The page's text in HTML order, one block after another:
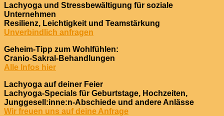
Lachyoga und Stressbewältigung für soziale
Unternehmen
Resilienz, Leichtigkeit und Teamstärkung
Unverbindlich anfragen
Geheim-Tipp zum Wohlfühlen:
Cranio-Sakral-Behandlungen
Alle Infos hier
Lachyoga auf deiner Feier
Lachyoga-Specials für Geburtstage, Hochzeiten,
Junggesell:inne:n-Abschiede und andere Anlässe
Wir freuen uns auf deine Anfrage